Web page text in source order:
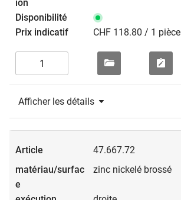
CHF 118.80 / 1 pièce
Afficher les détails
47.667.72
zinc nickelé brossé